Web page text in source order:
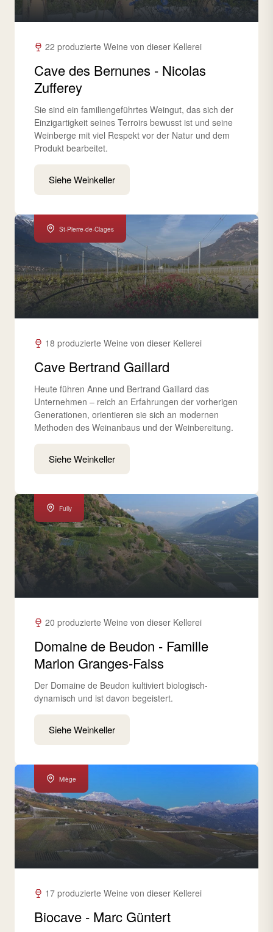
22 produzierte Weine von dieser Kellerei
Cave des Bernunes - Nicolas
Zufferey
Sie sind ein familiengeführtes Weingut, das sich der
Einzigartigkeit seines Terroirs bewusst ist und seine
Weinberge mit viel Respekt vor der Natur und dem
Produkt bearbeitet.
Siehe Weinkeller
St-Pierre-de-Clages
18 produzierte Weine von dieser Kellerei
Cave Bertrand Gaillard
Heute führen Anne und Bertrand Gaillard das
Unternehmen – reich an Erfahrungen der vorherigen
Generationen, orientieren sie sich an modernen
Methoden des Weinanbaus und der Weinbereitung.
Siehe Weinkeller
Fully
20 produzierte Weine von dieser Kellerei
Domaine de Beudon - Famille
Marion Granges-Faiss
Der Domaine de Beudon kultiviert biologisch-
dynamisch und ist davon begeistert.
Siehe Weinkeller
Miège
17 produzierte Weine von dieser Kellerei
Biocave - Marc Güntert